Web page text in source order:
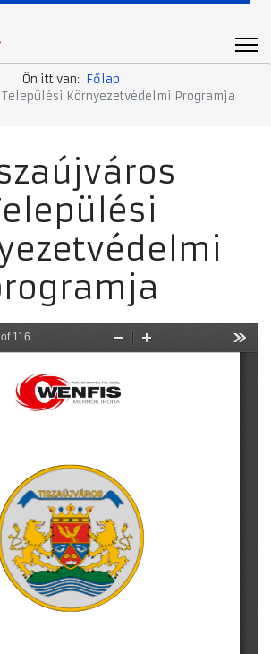
Ön itt van: Főlap
Környezetvédelmi Programja